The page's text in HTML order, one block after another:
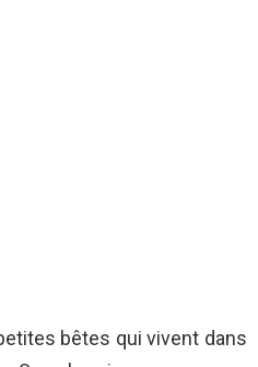
bêtes qui vivent dans